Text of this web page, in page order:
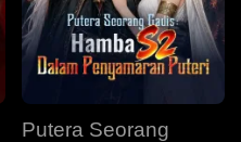
Putera Seorang